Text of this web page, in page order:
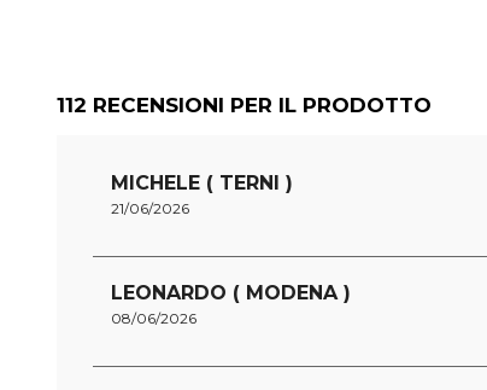
112 RECENSIONI PER IL PRODOTTO
MICHELE ( TERNI )
21/06/2026
LEONARDO ( MODENA )
08/06/2026